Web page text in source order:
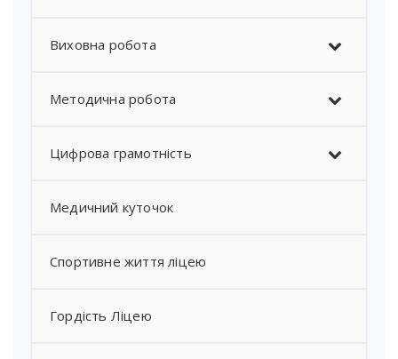
Виховна робота
Методична робота
Цифрова грамотність
Медичний куточок
Спортивне життя ліцею
Гордість Ліцею